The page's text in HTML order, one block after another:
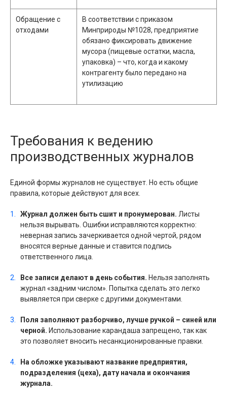
Обращение с
отходами
В соответствии с приказом
Минприроды №1028, предприятие
обязано фиксировать движение
мусора (пищевые остатки, масла,
упаковка) – что, когда и какому
контрагенту было передано на
утилизацию
Требования к ведению
производственных журналов
Единой формы журналов не существует. Но есть общие
правила, которые действуют для всех.
Журнал должен быть сшит и пронумерован. Листы
нельзя вырывать. Ошибки исправляются корректно:
неверная запись зачеркивается одной чертой, рядом
вносятся верные данные и ставится подпись
ответственного лица.
Все записи делают в день события. Нельзя заполнять
журнал «задним числом». Попытка сделать это легко
выявляется при сверке с другими документами.
Поля заполняют разборчиво, лучше ручкой – синей или
черной. Использование карандаша запрещено, так как
это позволяет вносить несанкционированные правки.
На обложке указывают название предприятия,
подразделения (цеха), дату начала и окончания
журнала.